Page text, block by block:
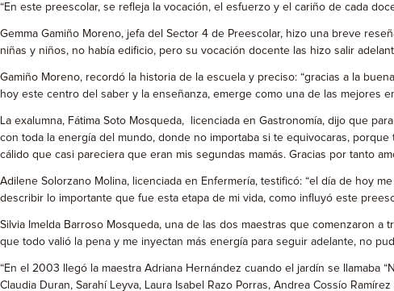
“En este preescolar, se refleja la vocación, el esfuerzo y el cariño de cada
Gemma Gamiño Moreno, jefa del Sector 4 de Preescolar, hizo una breve
niñas y niños, no había edificio, pero su vocación docente las hizo salir
Gamiño Moreno, recordó la historia de la escuela y preciso: “gracias a la
hoy este centro del saber y la enseñanza, emerge como una de las mejores
La exalumna, Fátima Soto Mosqueda, licenciada en Gastronomía, dijo que
con toda la energía del mundo, donde no importaba si te equivocaras,
cálido que casi pareciera que eran mis segundas mamás. Gracias por tanto
Adilene Solorzano Molina, licenciada en Enfermería, testificó: “el día de hoy
describir lo importante que fue esta etapa de mi vida, como influyó este
Silvia Imelda Barroso Mosqueda, una de las dos maestras que comenzaron
que todo valió la pena y me inyectan más energía para seguir adelante, no
“En el 2003 llegó la maestra Adriana Hernández cuando el jardín se llamaba
Claudia Duran, Sarahí Leyva, Laura Isabel Razo Porras, Andrea Cossío